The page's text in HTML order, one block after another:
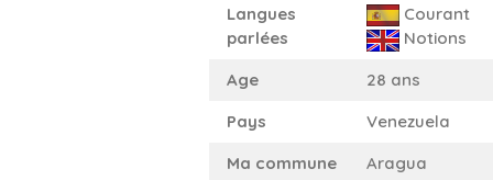
Langues
parlées
Courant
Notions
Age
28 ans
Pays
Venezuela
Ma commune
Aragua